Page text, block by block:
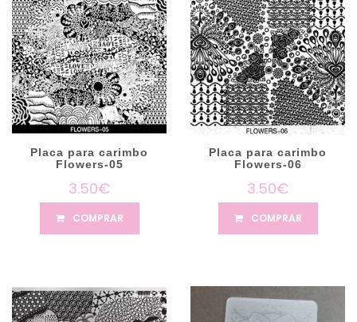
Placa para carimbo
Flowers-05
3.50€
COMPRAR
Placa para carimbo
Flowers-06
3.50€
COMPRAR